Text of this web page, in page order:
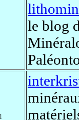
lithomin
le blog